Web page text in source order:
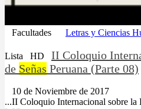
Facultades Letras y Ciencias
Lista HD
II Coloquio
de Señas Peruana (Parte 08)
10 de Noviembre de 2017
...II Coloquio Internacional sobre la